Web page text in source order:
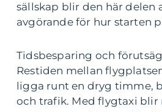
sällskap blir den här delen
avgörande för hur starten
Tidsbesparing och
Restiden mellan
ligga runt en dryg timme,
och trafik. Med flygtaxi blir